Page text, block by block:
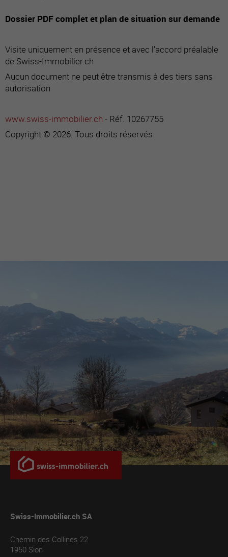
Dossier PDF complet et plan de situation sur demande
Visite uniquement en présence et avec l'accord préalable
de Swiss-Immobilier.ch
Aucun document ne peut être transmis à des tiers sans
autorisation
www.swiss-immobilier.ch - Réf. 10267755
Copyright © 2026. Tous droits réservés.
Swiss-Immobilier.ch SA
Chemin des Collines 22
1950 Sion